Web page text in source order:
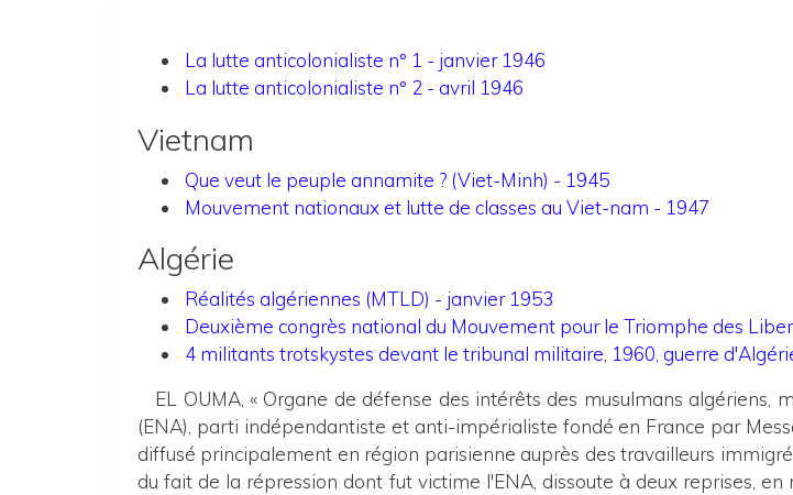
La lutte anticolonialiste n° 1 - janvier 1946
La lutte anticolonialiste n° 2 - avril 1946
Vietnam
Que veut le peuple annamite ? (Viet-Minh) - 1945
Mouvement nationaux et lutte de classes au Viet-nam - 1947
Algérie
Réalités algériennes (MTLD) - janvier 1953
Deuxième congrès national du Mouvement pour le Triomphe des
4 militants trotskystes devant le tribunal militaire, 1960, guerre
EL OUMA, « Organe de défense des intérêts des musulmans
(ENA), parti indépendantiste et anti-impérialiste fondé en France par
diffusé principalement en région parisienne auprès des travailleurs
du fait de la répression dont fut victime l'ENA, dissoute à deux reprises,